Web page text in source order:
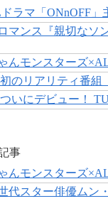
ラマ「ONnOFF」
マンス『親切なソ
んモンスターズ
のリアリティ番組
いにデビュー！
事
んモンスターズ
代スター俳優ムン